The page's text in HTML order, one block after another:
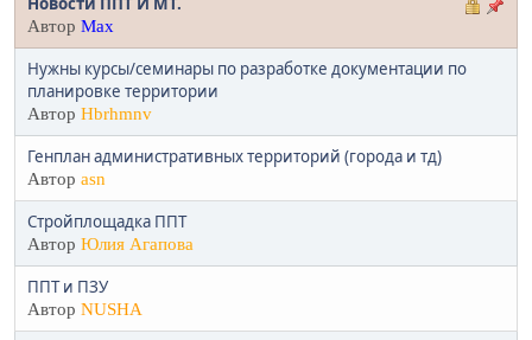
Автор Max
Нужны курсы/семинары по разработке документации по
планировке территории
Автор Hbrhmnv
Генплан административных территорий (города и тд)
Автор asn
Стройплощадка ППТ
Автор Юлия Агапова
ППТ и ПЗУ
Автор NUSHA